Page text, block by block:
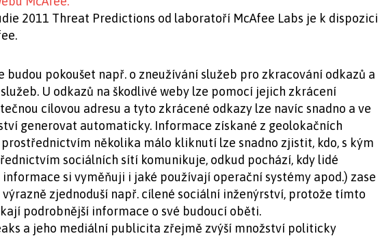
2011 Threat Predictions od laboratoří McAfee Labs je k dispozici
budou pokoušet např. o zneužívání služeb pro zkracování odkazů a
U odkazů na škodlivé weby lze pomocí jejich zkrácení
cílovou adresu a tyto zkrácené odkazy lze navíc snadno a ve
generovat automaticky. Informace získané z geolokačních
prostřednictvím několika málo kliknutí lze snadno zjistit, kdo, s kým
sociálních sítí komunikuje, odkud pochází, kdy lidé
informace si vyměňuji i jaké používají operační systémy apod.) zase
zjednoduší např. cílené sociální inženýrství, protože tímto
podrobnější informace o své budoucí oběti.
a jeho mediální publicita zřejmě zvýší množství politicky